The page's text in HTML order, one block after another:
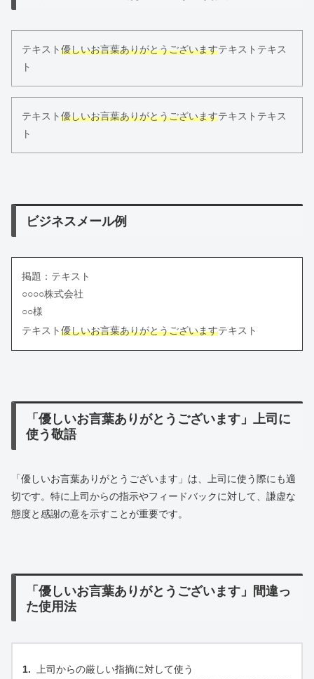
テキスト優しいお言葉ありがとうございますテキストテキス
ト
テキスト優しいお言葉ありがとうございますテキストテキス
ト
ビジネスメール例
掲題：テキスト
○○○○株式会社
○○様
テキスト優しいお言葉ありがとうございますテキスト
「優しいお言葉ありがとうございます」上司に
使う敬語
「優しいお言葉ありがとうございます」は、上司に使う際にも適
切です。特に上司からの指示やフィードバックに対して、謙虚な
態度と感謝の意を示すことが重要です。
「優しいお言葉ありがとうございます」間違っ
た使用法
上司からの厳しい指摘に対して使う